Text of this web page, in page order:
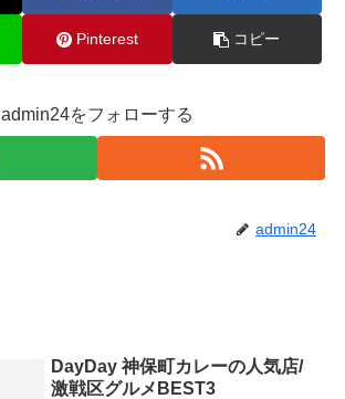
Pinterest コピー
admin24をフォローする
admin24
DayDay 神保町カレーの人気店/
激戦区グルメBEST3